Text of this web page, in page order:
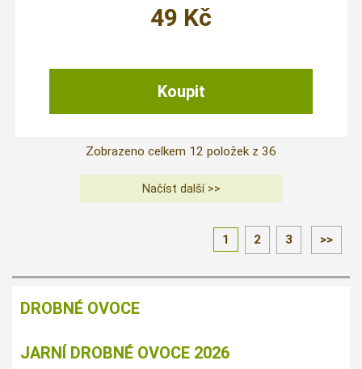
49 Kč
Zobrazeno celkem 12 položek z 36
1 2 3 >>
DROBNÉ OVOCE
JARNÍ DROBNÉ OVOCE 2026